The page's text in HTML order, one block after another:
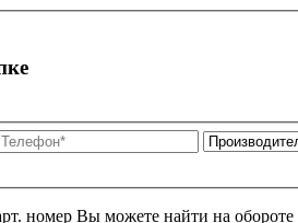
номер Вы можете найти на обороте